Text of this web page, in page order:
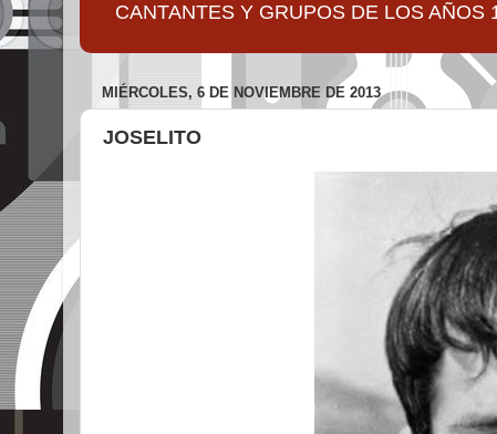
CANTANTES Y GRUPOS DE LOS
MIÉRCOLES, 6 DE NOVIEMBRE DE 2013
JOSELITO